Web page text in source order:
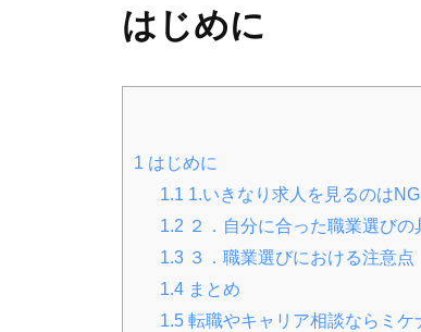
はじめに
1 はじめに
1.1 1.いきなり求人を見るのはNG
1.2 ２．自分に合った職業選び
1.3 ３．職業選びにおける注意点
1.4 まとめ
1.5 転職やキャリア相談ならミケ